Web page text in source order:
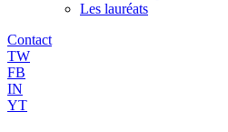
Les lauréats
Contact
TW
FB
IN
YT